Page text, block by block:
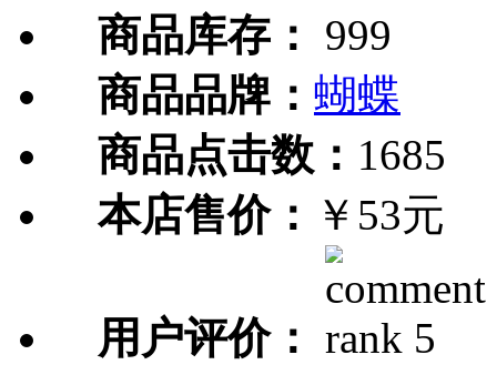
商品库存：
999
商品品牌： 蝴蝶
商品点击数： 1685
本店售价： ￥53元
用户评价：